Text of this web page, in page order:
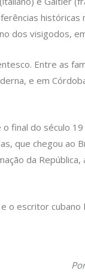
históricas
dos visigodos,
Entre as
e em
final do século
que chegou ao
da República,
e o escritor cubano